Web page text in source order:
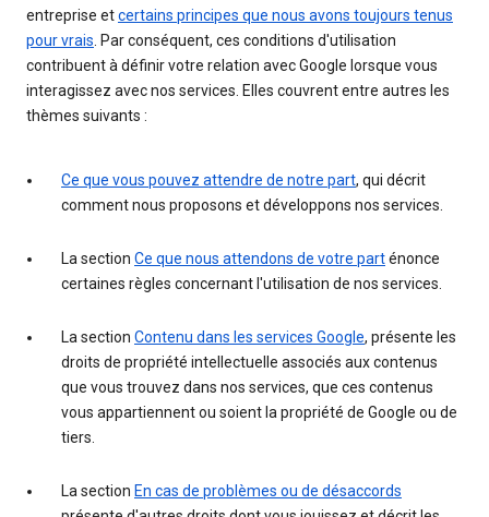
entreprise etcertains principes que nous avons toujours tenus
pour vrais . Par conséquent, ces conditions d'utilisation
contribuent à définir votre relation avec Google lorsque vous
interagissez avec nos services. Elles couvrent entre autres les
thèmes suivants :
Ce que vous pouvez attendre de notre part, qui décrit
comment nous proposons et développons nos services.
La section Ce que nous attendons de votre parténonce
certaines règles concernant l'utilisation de nos services.
La section Contenu dans les services Google, présente les
droits de propriété intellectuelle associés aux contenus
que vous trouvez dans nos services, que ces contenus
vous appartiennent ou soient la propriété de Google ou de
tiers.
La section En cas de problèmes ou de désaccords